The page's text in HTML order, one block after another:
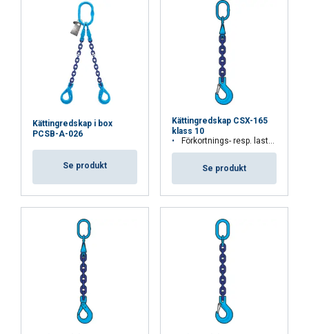
Kättingredskap i box
PCSB-A-026
Se produkt
Kättingredskap CSX-165
klass 10
Förkortnings- resp. lastkrok
Se produkt
annonser och för att analysera vår trafik. Vi
delar också information om din användning av
vår webbplats med våra reklam- och
analyspartners som kan kombinera den med
annan information som du har tillhandahållit
dem eller som de har samlat in från din
användning av deras tjänster.
Integritetspolicy
Strikt
Prestanda Inriktning
Funktioner Oklassificerade